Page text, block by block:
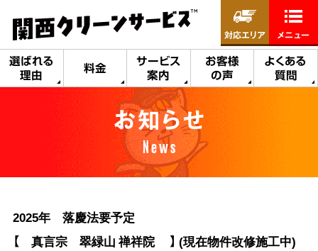
選ばれる
理由
料金
サービス
案内
お客様
の声
よくある
質問
対応エリア メニュー
お知らせ
News
2025年 落慶法要予定
【 真言宗 翠緑山 禅祥院 】 (現在物件改修施工中)